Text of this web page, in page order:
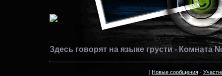
Здесь говорят на языке грусти - Комната
[ Новые сообщения ·